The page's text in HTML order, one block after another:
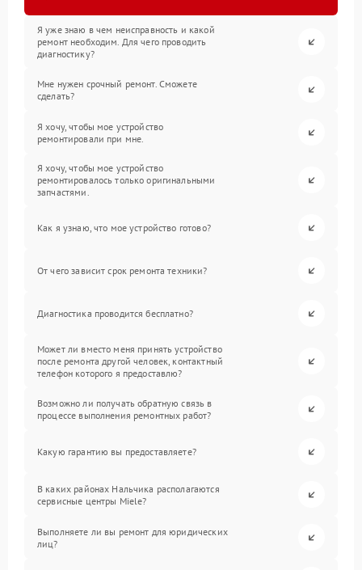
Я уже знаю в чем неисправность и какой
ремонт необходим. Для чего проводить
диагностику?
Мне нужен срочный ремонт. Сможете
сделать?
Я хочу, чтобы мое устройство
ремонтировали при мне.
Я хочу, чтобы мое устройство
ремонтировалось только оригинальными
запчастями.
Как я узнаю, что мое устройство готово?
От чего зависит срок ремонта техники?
Диагностика проводится бесплатно?
Может ли вместо меня принять устройство
после ремонта другой человек, контактный
телефон которого я предоставлю?
Возможно ли получать обратную связь в
процессе выполнения ремонтных работ?
Какую гарантию вы предоставляете?
В каких районах Нальчика располагаются
сервисные центры Miele?
Выполняете ли вы ремонт для юридических
лиц?